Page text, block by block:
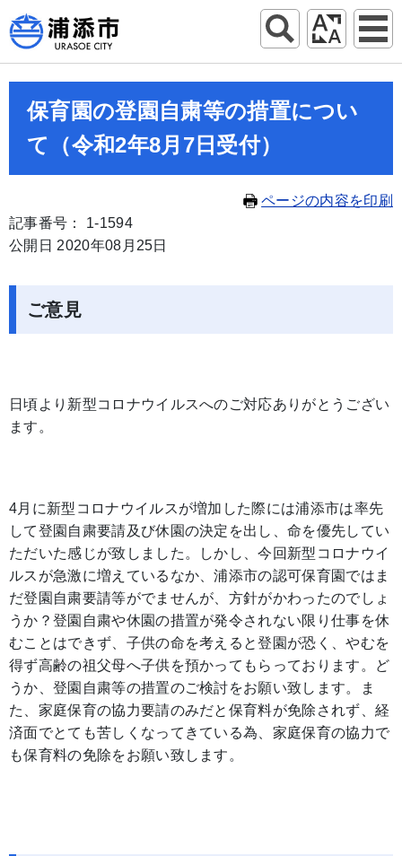
保育園の登園自粛等の措置につい
て（令和2年8月7日受付）
ページの内容を印刷
記事番号： 1-1594
公開日 2020年08月25日
ご意見
日頃より新型コロナウイルスへのご対応ありがとうござい
ます。
4月に新型コロナウイルスが増加した際には浦添市は率先
して登園自粛要請及び休園の決定を出し、命を優先してい
ただいた感じが致しました。しかし、今回新型コロナウイ
ルスが急激に増えているなか、浦添市の認可保育園ではま
だ登園自粛要請等がでませんが、方針がかわったのでしょ
うか？登園自粛や休園の措置が発令されない限り仕事を休
むことはできず、子供の命を考えると登園が恐く、やむを
得ず高齢の祖父母へ子供を預かってもらっております。ど
うか、登園自粛等の措置のご検討をお願い致します。ま
た、家庭保育の協力要請のみだと保育料が免除されず、経
済面でとても苦しくなってきている為、家庭保育の協力で
も保育料の免除をお願い致します。